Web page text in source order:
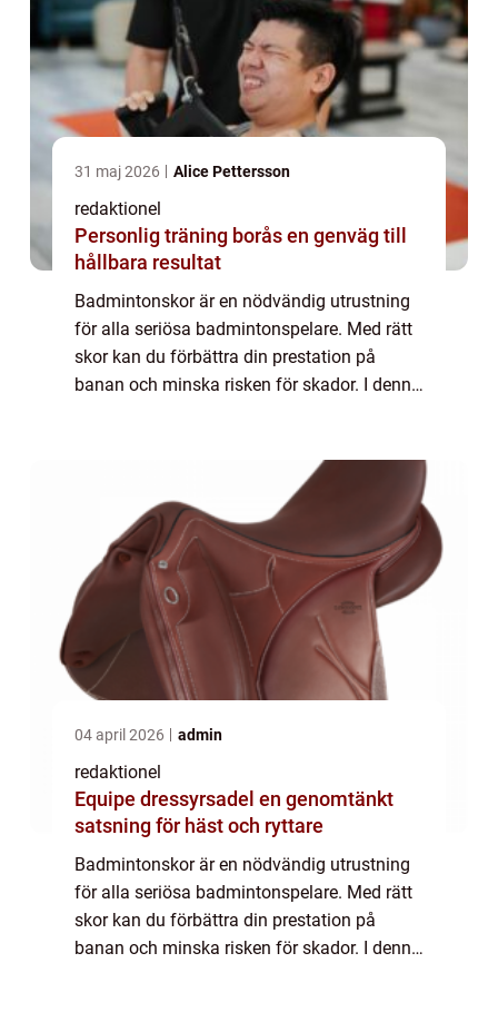
31 maj 2026 Alice Pettersson
redaktionel
Personlig träning borås en genväg till
hållbara resultat
Badmintonskor är en nödvändig utrustning
för alla seriösa badmintonspelare. Med rätt
skor kan du förbättra din prestation på
banan och minska risken för skador. I denna
04 april 2026 admin
redaktionel
Equipe dressyrsadel en genomtänkt
satsning för häst och ryttare
Badmintonskor är en nödvändig utrustning
för alla seriösa badmintonspelare. Med rätt
skor kan du förbättra din prestation på
banan och minska risken för skador. I denna